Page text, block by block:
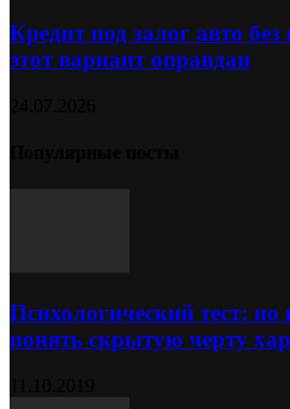
Кредит под залог авто
этот вариант оправдан
Психологический тест:
понять скрытую черту